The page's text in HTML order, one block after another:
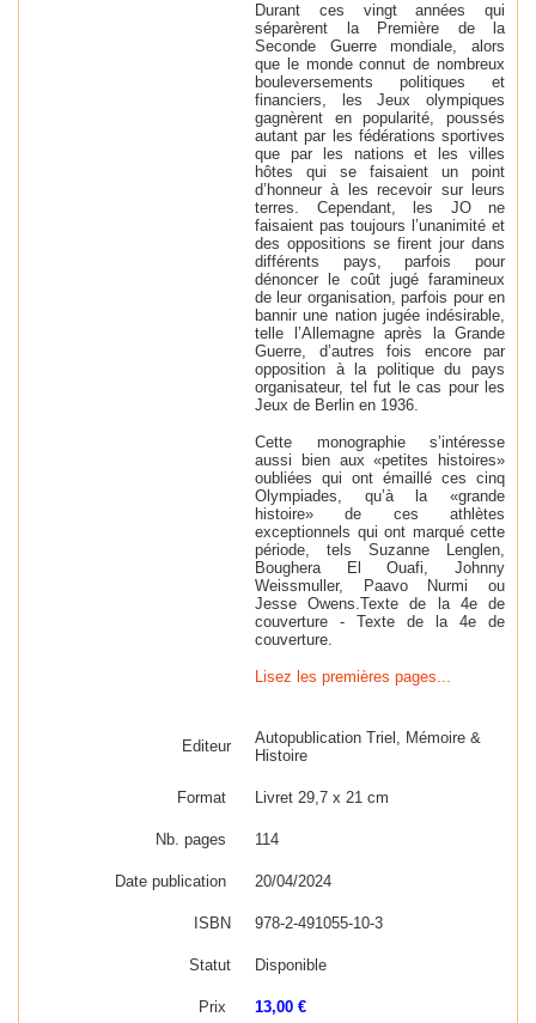
Durant ces vingt années qui
séparèrent la Première de la
Seconde Guerre mondiale, alors
que le monde connut de nombreux
bouleversements politiques et
financiers, les Jeux olympiques
gagnèrent en popularité, poussés
autant par les fédérations sportives
que par les nations et les villes
hôtes qui se faisaient un point
d’honneur à les recevoir sur leurs
terres. Cependant, les JO ne
faisaient pas toujours l’unanimité et
des oppositions se firent jour dans
différents pays, parfois pour
dénoncer le coût jugé faramineux
de leur organisation, parfois pour en
bannir une nation jugée indésirable,
telle l’Allemagne après la Grande
Guerre, d’autres fois encore par
opposition à la politique du pays
organisateur, tel fut le cas pour les
Jeux de Berlin en 1936.
Cette monographie s’intéresse
aussi bien aux «petites histoires»
oubliées qui ont émaillé ces cinq
Olympiades, qu’à la «grande
histoire» de ces athlètes
exceptionnels qui ont marqué cette
période, tels Suzanne Lenglen,
Boughera El Ouafi, Johnny
Weissmuller, Paavo Nurmi ou
Jesse Owens.Texte de la 4e de
couverture - Texte de la 4e de
couverture.
Lisez les premières pages...
Editeur
Autopublication Triel, Mémoire &
Histoire
Format Livret 29,7 x 21 cm
Nb. pages 114
Date publication 20/04/2024
ISBN 978-2-491055-10-3
Statut Disponible
Prix 13,00 €